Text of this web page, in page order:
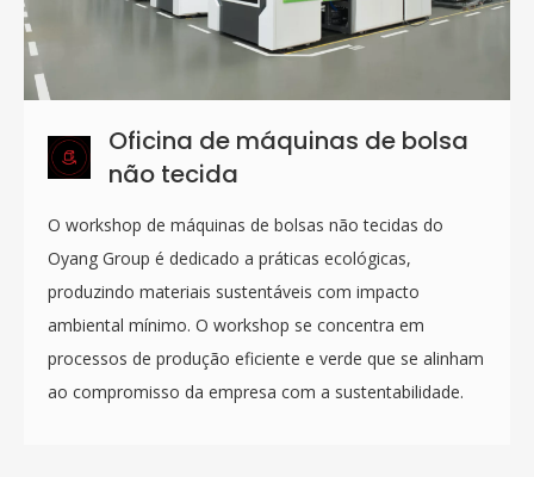
Oficina de máquinas de bolsa
não tecida
O workshop de máquinas de bolsas não tecidas do
Oyang Group é dedicado a práticas ecológicas,
produzindo materiais sustentáveis ​​com impacto
ambiental mínimo. O workshop se concentra em
processos de produção eficiente e verde que se alinham
ao compromisso da empresa com a sustentabilidade.